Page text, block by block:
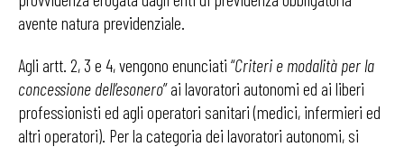
avente natura previdenziale.
Agli artt. 2, 3 e 4, vengono enunciati “Criteri e modalità per la
concessione dell’esonero” ai lavoratori autonomi ed ai liberi
professionisti ed agli operatori sanitari (medici, infermieri ed
altri operatori). Per la categoria dei lavoratori autonomi, si